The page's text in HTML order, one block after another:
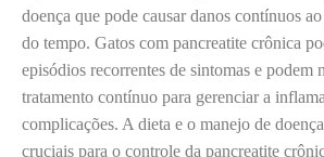
doença que pode causar danos contínuos
do tempo. Gatos com pancreatite crônica
episódios recorrentes de sintomas e podem
tratamento contínuo para gerenciar a
complicações. A dieta e o manejo de
cruciais para o controle da pancreatite